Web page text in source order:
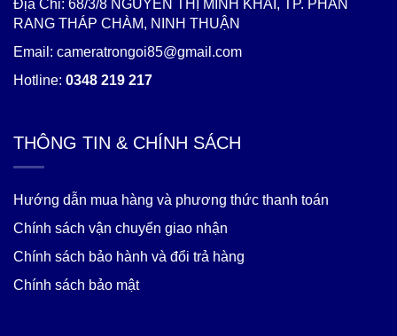
Địa Chỉ: 68/3/8 NGUYỄN THỊ MINH KHAI, TP. PHAN
RANG THÁP CHÀM, NINH THUẬN
Email: cameratrongoi85@gmail.com
Hotline: 0348 219 217
THÔNG TIN & CHÍNH SÁCH
Hướng dẫn mua hàng và phương thức thanh toán
Chính sách vận chuyển giao nhận
Chính sách bảo hành và đổi trả hàng
Chính sách bảo mật